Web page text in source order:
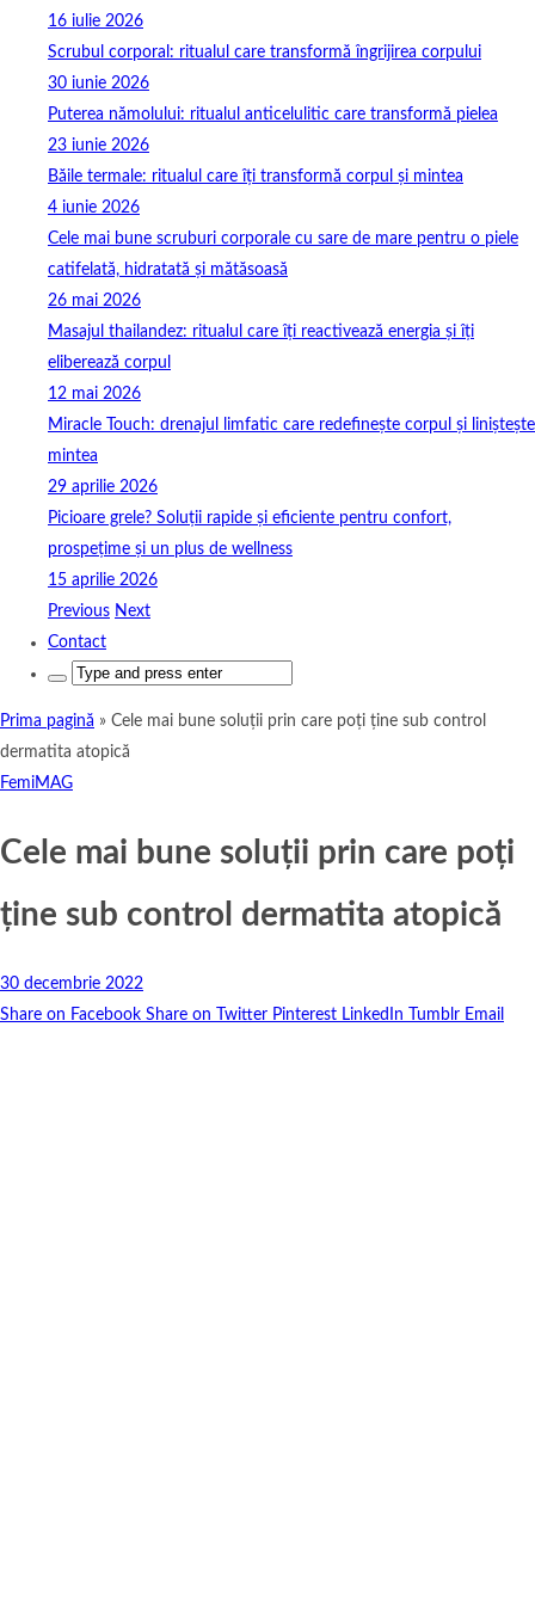
16 iulie 2026
Scrubul corporal: ritualul care transformă îngrijirea corpului
30 iunie 2026
Puterea nămolului: ritualul anticelulitic care transformă pielea
23 iunie 2026
Băile termale: ritualul care îți transformă corpul și mintea
4 iunie 2026
Cele mai bune scruburi corporale cu sare de mare pentru o piele
catifelată, hidratată și mătăsoasă
26 mai 2026
Masajul thailandez: ritualul care îți reactivează energia și îți
eliberează corpul
12 mai 2026
Miracle Touch: drenajul limfatic care redefinește corpul și liniștește
mintea
29 aprilie 2026
Picioare grele? Soluții rapide și eficiente pentru confort,
prospețime și un plus de wellness
15 aprilie 2026
Previous Next
Contact
Search
Prima pagină » Cele mai bune soluții prin care poți ține sub control
dermatita atopică
FemiMAG
Cele mai bune soluții prin care poți
ține sub control dermatita atopică
30 decembrie 2022
Share on Facebook Share on Twitter Pinterest LinkedIn Tumblr Email